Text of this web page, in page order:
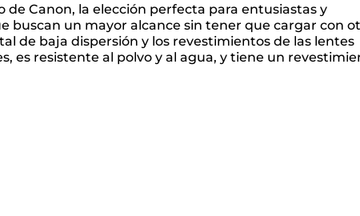
Canon, la elección perfecta para entusiastas y
buscan un mayor alcance sin tener que cargar con
de baja dispersión y los revestimientos de las lentes
es resistente al polvo y al agua, y tiene un